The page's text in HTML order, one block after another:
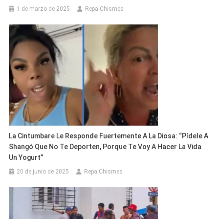
1 de marzo de 2025 Repa Chismes
La Cintumbare Le Responde Fuertemente A La Diosa: “Pídele A
Shangó Que No Te Deporten, Porque Te Voy A Hacer La Vida
Un Yogurt”
20 de junio de 2025 Repa Chismes